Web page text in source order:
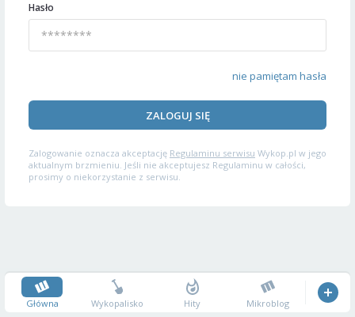
Hasło
nie pamiętam hasła
ZALOGUJ SIĘ
Zalogowanie oznacza akceptację Regulaminu serwisu Wykop.pl w jego
aktualnym brzmieniu. Jeśli nie akceptujesz Regulaminu w całości,
prosimy o niekorzystanie z serwisu.
Główna Wykopalisko Hity Mikroblog